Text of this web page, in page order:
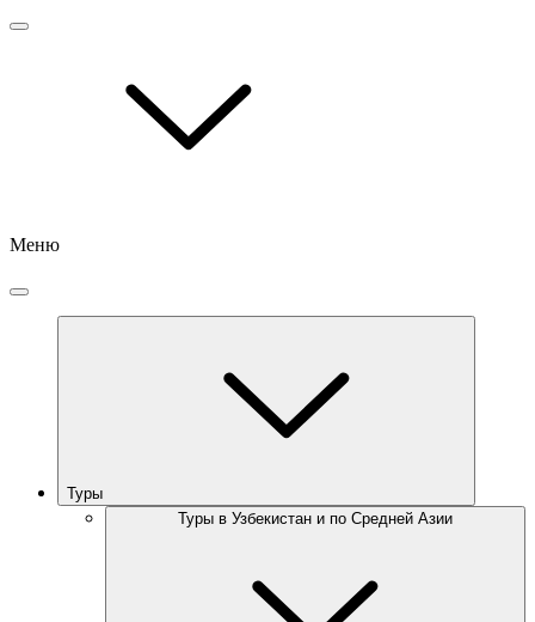
Меню
Туры
Туры в Узбекистан и по Средней Азии